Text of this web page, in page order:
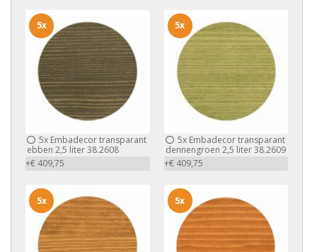
5x Embadecor transparant
ebben 2,5 liter 38.2608
+€ 409,75
5x
5xEmbadecor transparant
dennengroen 2,5 liter 38.2609
+€ 409,75
5x
5x 5x